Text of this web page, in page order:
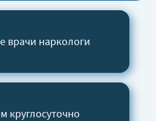
врачи наркологи
круглосуточно